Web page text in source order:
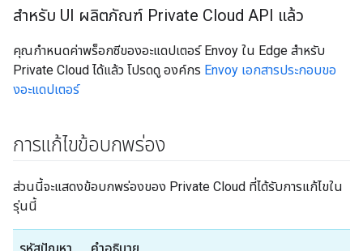
สำหรับ UI ผลิตภัณฑ์ Private Cloud API แล้ว
คุณกำหนดค่าพร็อกซีของอะแดปเตอร์ Envoy ใน Edge สำหรับ
Private Cloud ได้แล้ว โปรดดู องค์กร Envoy เอกสารประกอบขอ
งอะแดปเตอร์
การแก้ไขข้อบกพร่อง
ส่วนนี้จะแสดงข้อบกพร่องของ Private Cloud ที่ได้รับการแก้ไขใน
รุ่นนี้